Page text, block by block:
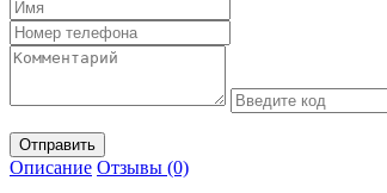
Отправить
Описание Отзывы (0)